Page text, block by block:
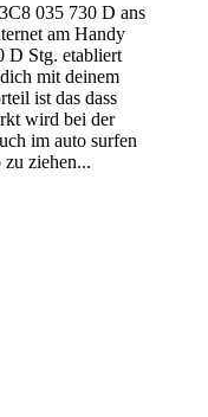
035 730 D ans
am Handy
D Stg. etabliert
mit deinem
ist das dass
wird bei der
im auto surfen
zu ziehen...